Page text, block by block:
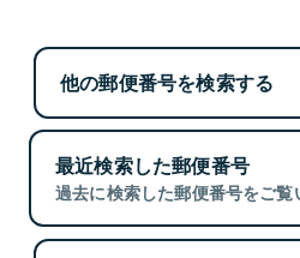
他の郵便番号を検索する
最近検索した郵便番号
過去に検索した郵便番号をご覧